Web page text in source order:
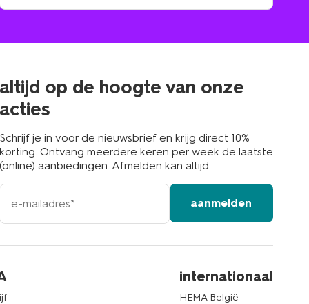
winkel
altijd op de hoogte van onze
acties
Schrijf je in voor de nieuwsbrief en krijg direct 10%
korting. Ontvang meerdere keren per week de laatste
(online) aanbiedingen. Afmelden kan altijd.
e-
mailadres
aanmelden
internationaal
HEMA België